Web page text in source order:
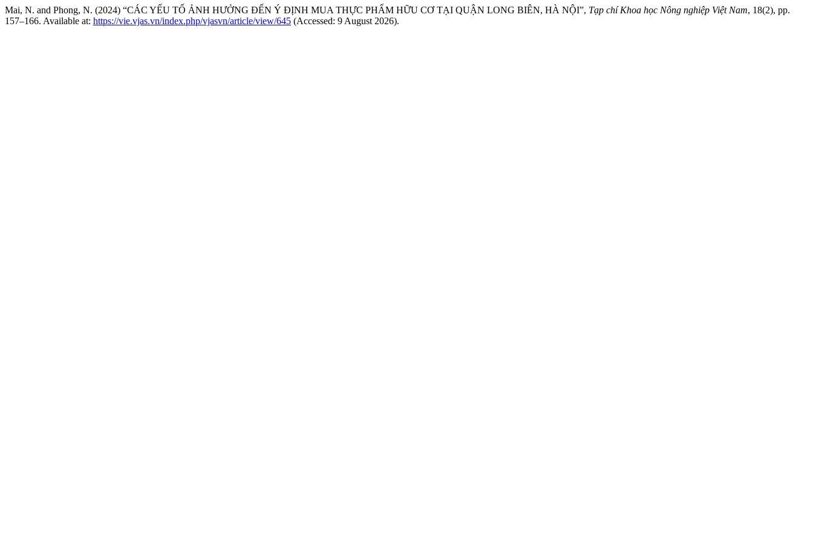
Mai, N. and Phong, N. (2024) “CÁC YẾU TỐ ẢNH HƯỞNG ĐẾN Ý ĐỊNH MUA THỰC PHẨM HỮU CƠ TẠI QUẬN LONG BIÊN, HÀ NỘI”, Tạp chí Khoa học Nông nghiệp Việt Nam, 18(2), pp.
157–166. Available at: https://vie.vjas.vn/index.php/vjasvn/article/view/645 (Accessed: 9 August 2026).